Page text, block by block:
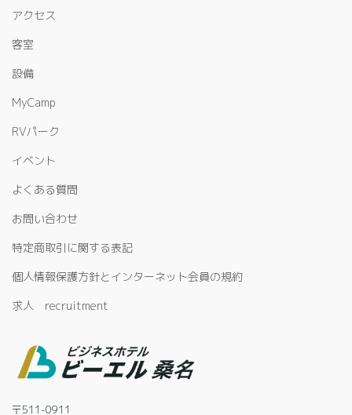
アクセス
客室
設備
MyCamp
RVパーク
イベント
よくある質問
お問い合わせ
特定商取引に関する表記
個人情報保護方針とインターネット会員の規約
求人 recruitment
〒511-0911